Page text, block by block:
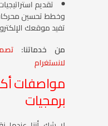
تقديم
تفيد موقعك
من خدماتنا:
لانستغرام
مواصفات
برمجيات